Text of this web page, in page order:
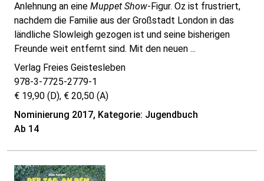
Anlehnung an eine Muppet Show-Figur. Oz ist frustriert,
nachdem die Familie aus der Großstadt London in das
ländliche Slowleigh gezogen ist und seine bisherigen
Freunde weit entfernt sind. Mit den neuen ...
Verlag Freies Geistesleben
978-3-7725-2779-1
€ 19,90 (D), € 20,50 (A)
Nominierung 2017, Kategorie: Jugendbuch
Ab 14